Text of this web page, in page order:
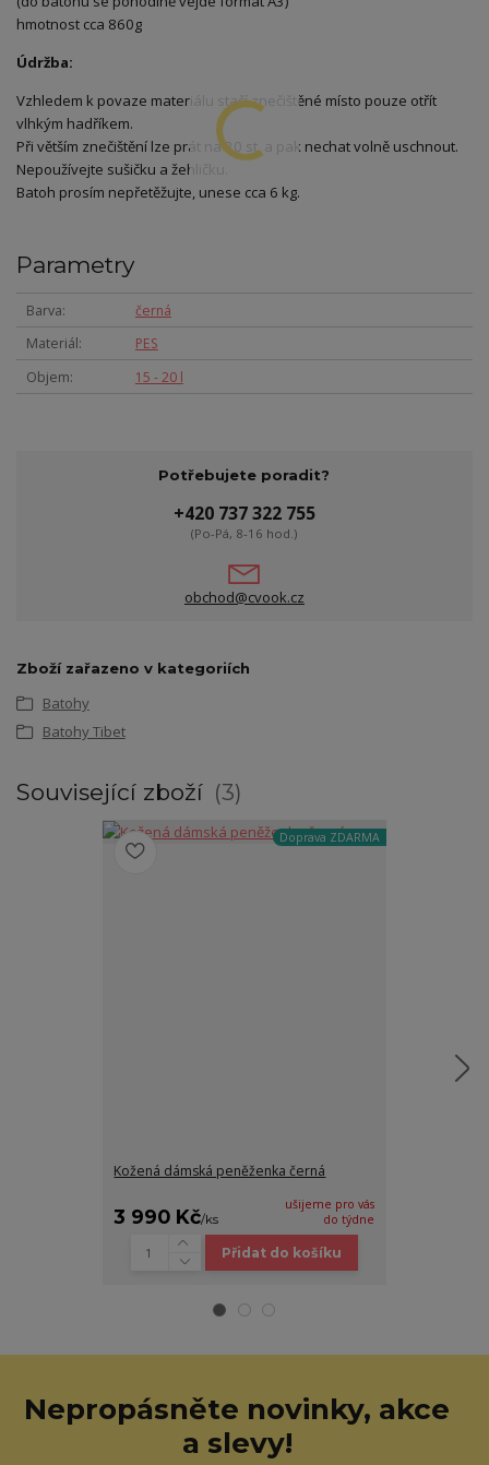
hmotnost cca 860g
Údržba:
Vzhledem k povaze materiálu stačí znečištěné místo pouze otřít
vlhkým hadříkem.
Při větším znečištění lze prát na 30 st. a pak nechat volně uschnout.
Nepoužívejte sušičku a žehličku.
Batoh prosím nepřetěžujte, unese cca 6 kg.
Parametry
Barva
černá
Materiál
PES
Objem
15 - 20 l
Potřebujete poradit?
+420 737 322 755
(Po-Pá, 8-16 hod.)
obchod@cvook.cz
Zboží zařazeno v kategoriích
Batohy
Batohy Tibet
Související zboží 3
Doprava ZDARMA
Kožená dámská peněženka černá
3 990 Kč/ks
ušijeme pro vás
do týdne
Přidat do košíku
Nepropásněte novinky, akce
a slevy!